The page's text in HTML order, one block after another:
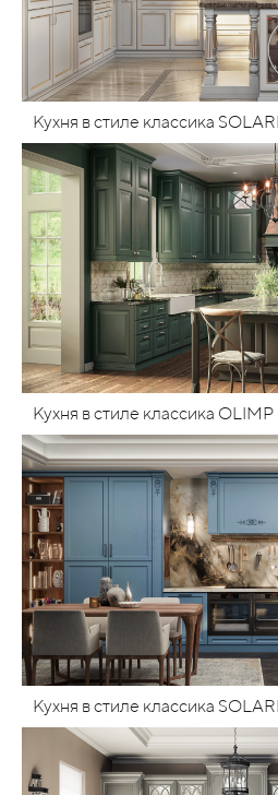
Кухня в стиле классика
Кухня в стиле классика OLIMP
Кухня в стиле классика